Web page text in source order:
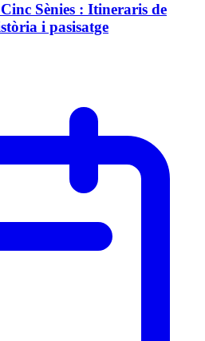
Sènies : Itineraris de
i pasisatge